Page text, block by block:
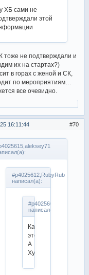
ХБ сами не
этой
тоже не подтверждали и
их на стартах?)
в горах с женой и СК,
по мероприятиям…
все очевидно.
70
16:11:44
#p4025612,RubyRub
написал(а):
#p4025609,aleksey71
написал(а):
Как
это?
А
Худайбердиева?